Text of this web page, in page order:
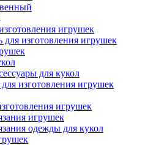
игрушек
для изготовления игрушек
для кукол
изготовления игрушек
игрушек
игрушек
одежды для кукол